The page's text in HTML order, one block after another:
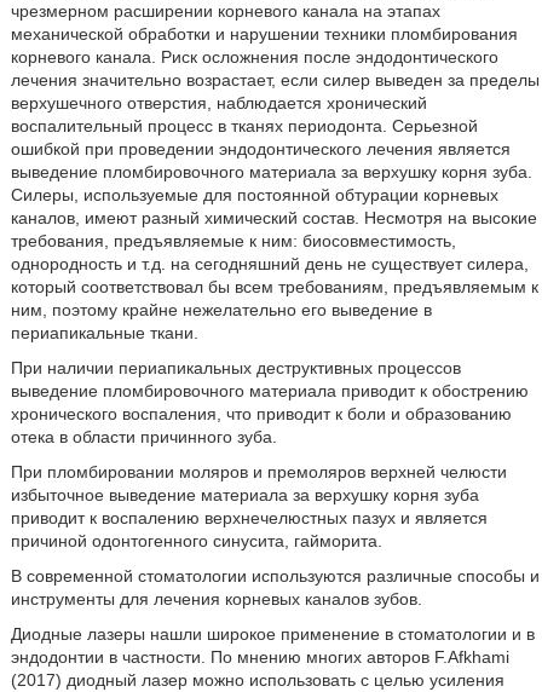
чрезмерном расширении корневого канала на этапах
механической обработки и нарушении техники пломбирования
корневого канала. Риск осложнения после эндодонтического
лечения значительно возрастает, если силер выведен за пределы
верхушечного отверстия, наблюдается хронический
воспалительный процесс в тканях периодонта. Серьезной
ошибкой при проведении эндодонтического лечения является
выведение пломбировочного материала за верхушку корня зуба.
Силеры, используемые для постоянной обтурации корневых
каналов, имеют разный химический состав. Несмотря на высокие
требования, предъявляемые к ним: биосовместимость,
однородность и т.д. на сегодняшний день не существует силера,
который соответствовал бы всем требованиям, предъявляемым к
ним, поэтому крайне нежелательно его выведение в
периапикальные ткани.
При наличии периапикальных деструктивных процессов
выведение пломбировочного материала приводит к обострению
хронического воспаления, что приводит к боли и образованию
отека в области причинного зуба.
При пломбировании моляров и премоляров верхней челюсти
избыточное выведение материала за верхушку корня зуба
приводит к воспалению верхнечелюстных пазух и является
причиной одонтогенного синусита, гайморита.
В современной стоматологии используются различные способы и
инструменты для лечения корневых каналов зубов.
Диодные лазеры нашли широкое применение в стоматологии и в
эндодонтии в частности. По мнению многих авторов F.Afkhami
(2017) диодный лазер можно использовать с целью усиления